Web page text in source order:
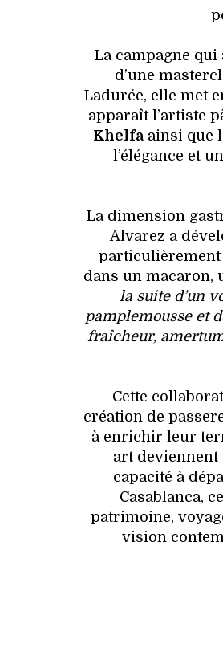
La campagne
d’une
Ladurée, elle met
apparaît l’artiste
Khelfaainsi que
l’élégance et
La dimension
Alvarez a
particulièrement
dans un macaron,
la suite d’un
pamplemousse et
fraîcheur,
Cette
création de
à enrichir leur
art deviennent
capacité à
Casablanca,
patrimoine,
vision